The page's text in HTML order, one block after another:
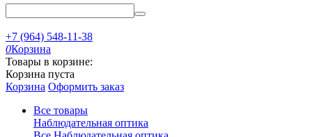
+7 (964) 548-11-38
0Корзина
Товары в корзине:
Корзина пуста
Корзина Оформить заказ
Все товары
Наблюдательная оптика